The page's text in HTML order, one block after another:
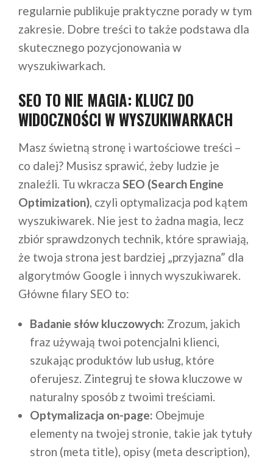
regularnie publikuje praktyczne porady w tym
zakresie. Dobre treści to także podstawa dla
skutecznego pozycjonowania w
wyszukiwarkach.
SEO TO NIE MAGIA: KLUCZ DO
WIDOCZNOŚCI W WYSZUKIWARKACH
Masz świetną stronę i wartościowe treści –
co dalej? Musisz sprawić, żeby ludzie je
znaleźli. Tu wkracza SEO (Search Engine
Optimization), czyli optymalizacja pod kątem
wyszukiwarek. Nie jest to żadna magia, lecz
zbiór sprawdzonych technik, które sprawiają,
że twoja strona jest bardziej „przyjazna” dla
algorytmów Google i innych wyszukiwarek.
Główne filary SEO to:
Badanie słów kluczowych: Zrozum, jakich
fraz używają twoi potencjalni klienci,
szukając produktów lub usług, które
oferujesz. Zintegruj te słowa kluczowe w
naturalny sposób z twoimi treściami.
Optymalizacja on-page: Obejmuje
elementy na twojej stronie, takie jak tytuły
stron (meta title), opisy (meta description),